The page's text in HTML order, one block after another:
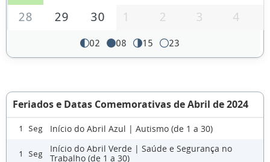
28
29 30 1 2 3 4
02 08 15 23
Feriados e Datas Comemorativas de Abril de 2024
1 Seg Início do Abril Azul | Autismo (de 1 a 30)
1 Seg
Início do Abril Verde | Saúde e Segurança no
Trabalho (de 1 a 30)